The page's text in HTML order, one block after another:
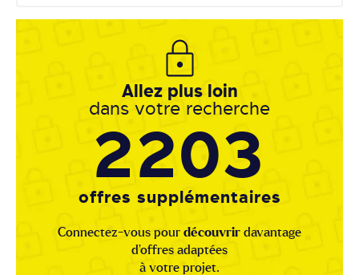
Allez plus loin
dans votre recherche
2203
offres supplémentaires
Connectez-vous pour découvrir davantage
d'offres adaptées
à votre projet.